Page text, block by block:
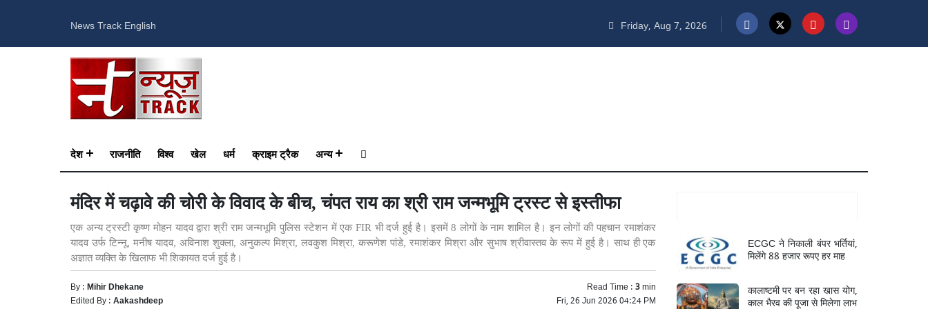
News Track English Friday, Aug 7, 2026
देश राजनीति विश्व खेल धर्म क्राइम ट्रैक अन्य
मंदिर में चढ़ावे की चोरी के विवाद के बीच, चंपत राय का श्री राम जन्मभूमि ट्रस्ट से इस्तीफा
एक अन्य ट्रस्टी कृष्ण मोहन यादव द्वारा श्री राम जन्मभूमि पुलिस स्टेशन में एक FIR भी दर्ज हुई है। इसमें 8 लोगों के नाम शामिल है। इन लोगों की पहचान रमाशंकर
यादव उर्फ टिन्नू, मनीष यादव, अविनाश शुक्ला, अनुकल्प मिश्रा, लवकुश मिश्रा, करूणेश पांडे, रमाशंकर मिश्रा और सुभाष श्रीवास्तव के रूप में हुई है। साथ ही एक
अज्ञात व्यक्ति के खिलाफ भी शिकायत दर्ज हुई है।
By :Mihir Dhekane Read Time :3min
Edited By :Aakashdeep Fri, 26 Jun 2026 04:24 PM
ECGC ने निकाली बंपर भर्तियां,
मिलेंगे 88 हजार रूपए हर माह
कालाष्टमी पर बन रहा खास योग,
काल भैरव की पूजा से मिलेगा लाभ